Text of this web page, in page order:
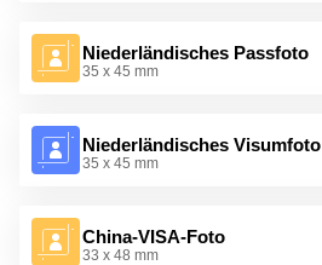
Niederländisches Passfoto
35 x 45 mm
Niederländisches Visumfoto
35 x 45 mm
China-VISA-Foto
33 x 48 mm